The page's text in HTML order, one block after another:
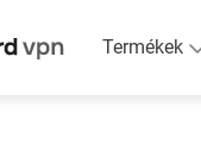
Termékek